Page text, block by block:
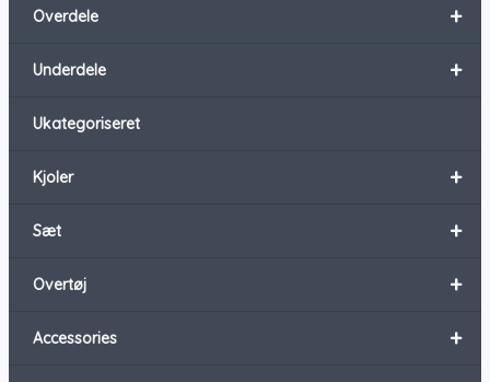
+
Overdele
+
Underdele
Ukategoriseret
+
Kjoler
+
Sæt
+
Overtøj
+
Accessories